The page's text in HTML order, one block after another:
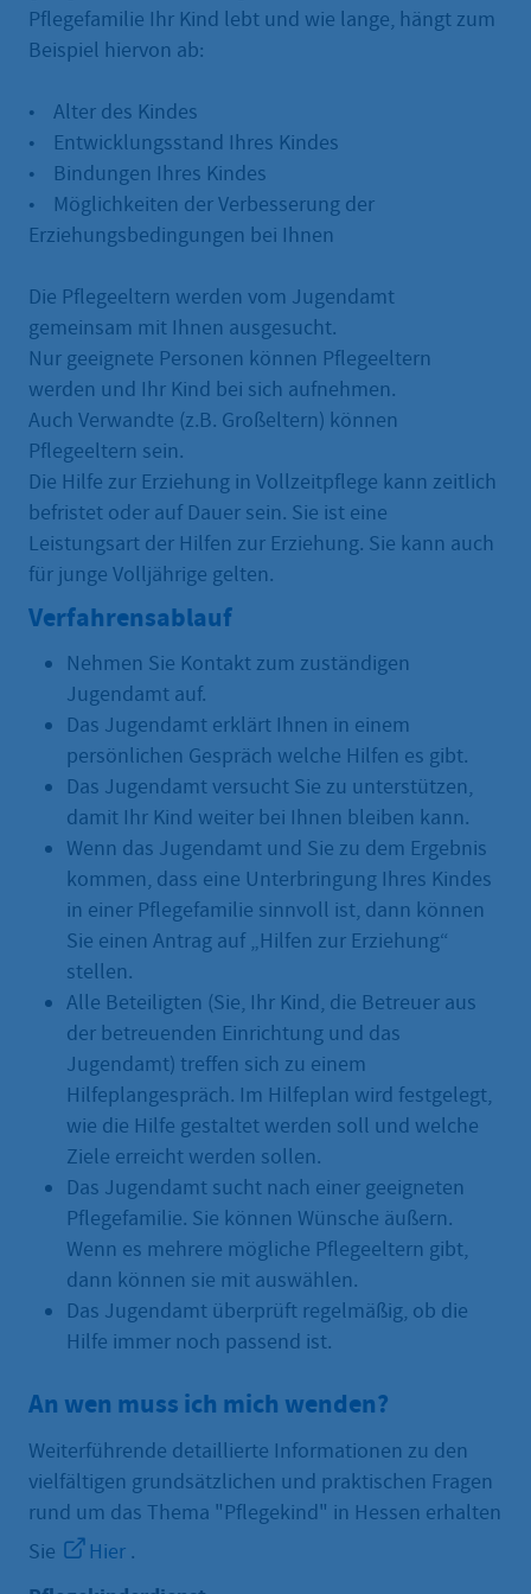
Pflegefamilie Ihr Kind lebt und wie lange, hängt zum
Beispiel hiervon ab:
• Alter des Kindes
• Entwicklungsstand Ihres Kindes
• Bindungen Ihres Kindes
• Möglichkeiten der Verbesserung der
Erziehungsbedingungen bei Ihnen
Die Pflegeeltern werden vom Jugendamt
gemeinsam mit Ihnen ausgesucht.
Nur geeignete Personen können Pflegeeltern
werden und Ihr Kind bei sich aufnehmen.
Auch Verwandte (z.B. Großeltern) können
Pflegeeltern sein.
Die Hilfe zur Erziehung in Vollzeitpflege kann zeitlich
befristet oder auf Dauer sein. Sie ist eine
Leistungsart der Hilfen zur Erziehung. Sie kann auch
für junge Volljährige gelten.
Verfahrensablauf
Nehmen Sie Kontakt zum zuständigen
Jugendamt auf.
Das Jugendamt erklärt Ihnen in einem
persönlichen Gespräch welche Hilfen es gibt.
Das Jugendamt versucht Sie zu unterstützen,
damit Ihr Kind weiter bei Ihnen bleiben kann.
Wenn das Jugendamt und Sie zu dem Ergebnis
kommen, dass eine Unterbringung Ihres Kindes
in einer Pflegefamilie sinnvoll ist, dann können
Sie einen Antrag auf „Hilfen zur Erziehung“
stellen.
Alle Beteiligten (Sie, Ihr Kind, die Betreuer aus
der betreuenden Einrichtung und das
Jugendamt) treffen sich zu einem
Hilfeplangespräch. Im Hilfeplan wird festgelegt,
wie die Hilfe gestaltet werden soll und welche
Ziele erreicht werden sollen.
Das Jugendamt sucht nach einer geeigneten
Pflegefamilie. Sie können Wünsche äußern.
Wenn es mehrere mögliche Pflegeeltern gibt,
dann können sie mit auswählen.
Das Jugendamt überprüft regelmäßig, ob die
Hilfe immer noch passend ist.
An wen muss ich mich wenden?
Weiterführende detaillierte Informationen zu den
vielfältigen grundsätzlichen und praktischen Fragen
rund um das Thema "Pflegekind" in Hessen erhalten
Sie
Hier .